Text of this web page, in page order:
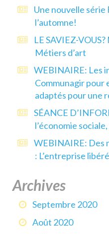
Une nouvelle
l’automne!
LE SAVIEZ-
Métiers d’art
WEBINAIRE: Les
Communagir pour
adaptés pour une
SÉANCE
l’économie
WEBINAIRE: Des
: L’entreprise
Archives
Septembre 2020
Août 2020